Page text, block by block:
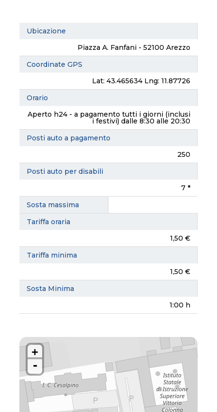
Ubicazione
Piazza A. Fanfani - 52100 Arezzo
Coordinate GPS
Lat: 43.465634 Lng: 11.87726
Orario
Aperto h24 - a pagamento tutti i giorni (inclusi
i festivi) dalle 8:30 alle 20:30
Posti auto a pagamento
250
Posti auto per disabili
7 *
Sosta massima
Tariffa oraria
1,50 €
Tariffa minima
1,50 €
Sosta Minima
1:00 h
+
-